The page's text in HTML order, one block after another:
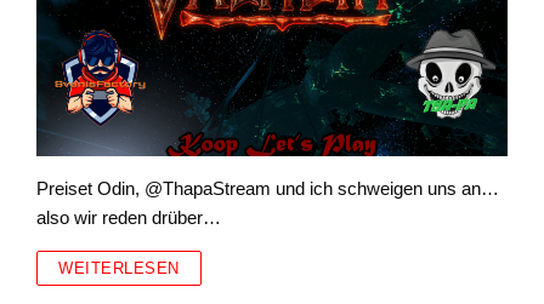
Preiset Odin, @ThapaStream und ich schweigen uns an…
also wir reden drüber…
WEITERLESEN